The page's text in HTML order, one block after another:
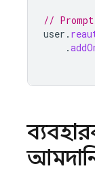
//
user .
.